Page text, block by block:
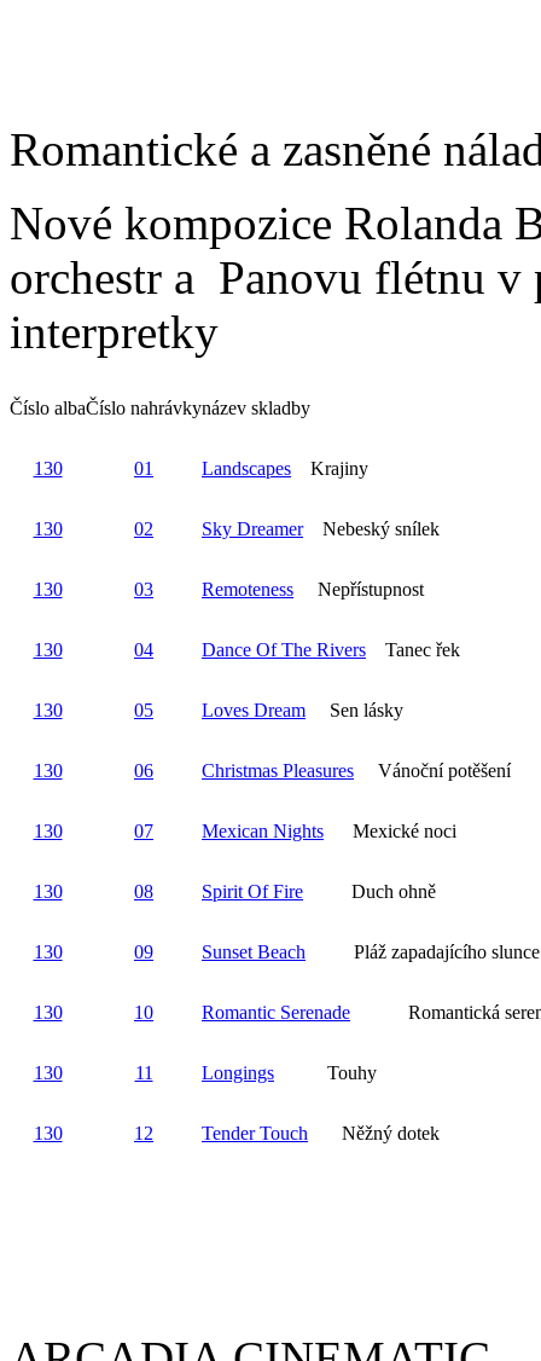
Romantické a zasněné
Nové kompozice Rolanda
orchestr a Panovu flétnu
interpretky
Číslo albaČíslo nahrávkynázev skladby
130 01 Landscapes Krajiny
130 02 Sky DreamerNebeský snílek
130 03 Remoteness Nepřístupnost
130 04 Dance Of The Rivers Tanec řek
130 05 Loves Dream Sen lásky
130 06 Christmas Pleasures Vánoční potěšení
130 07 Mexican Nights Mexické noci
130 08 Spirit Of Fire Duch ohně
130 09 Sunset Beach Pláž zapadajícího slunce
130 10 Romantic Serenade Romantická
130 11 Longings Touhy
130 12 Tender Touch Něžný dotek